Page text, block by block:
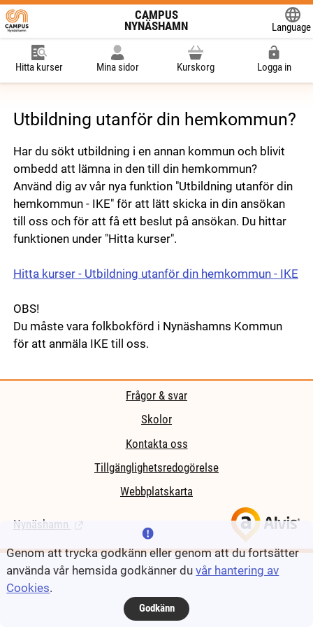
CAMPUS
NYNÄSHAMN
Language
Hitta kurser Mina sidor Kurskorg Logga in
Utbildning utanför din hemkommun?
Har du sökt utbildning i en annan kommun och blivit
ombedd att lämna in den till din hemkommun?
Använd dig av vår nya funktion "Utbildning utanför din
hemkommun - IKE" för att lätt skicka in din ansökan
till oss och för att få ett beslut på ansökan. Du hittar
funktionen under "Hitta kurser".
Hitta kurser - Utbildning utanför din hemkommun - IKE
OBS!
Du måste vara folkbokförd i Nynäshamns Kommun
för att anmäla IKE till oss.
Frågor & svar
Skolor
Kontakta oss
Tillgänglighetsredogörelse
Webbplatskarta
Nynäshamn (Länk till extern sida.)
Genom att trycka godkänn eller genom att du fortsätter
använda vår hemsida godkänner duvår hantering av
Cookies.
Godkänn